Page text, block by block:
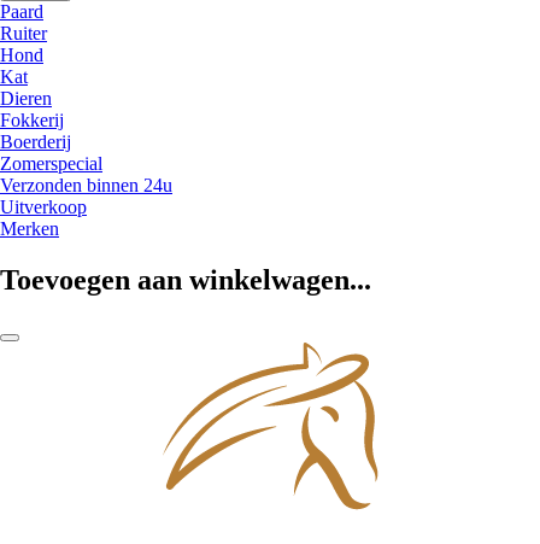
Paard
Ruiter
Hond
Kat
Dieren
Fokkerij
Boerderij
Zomerspecial
Verzonden binnen 24u
Uitverkoop
Merken
Toevoegen aan winkelwagen...